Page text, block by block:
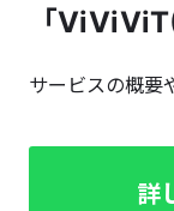
「
サービスの概要
詳